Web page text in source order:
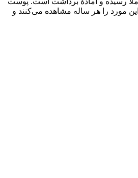
مورد را هر ساله مشاهده می‌کنند و